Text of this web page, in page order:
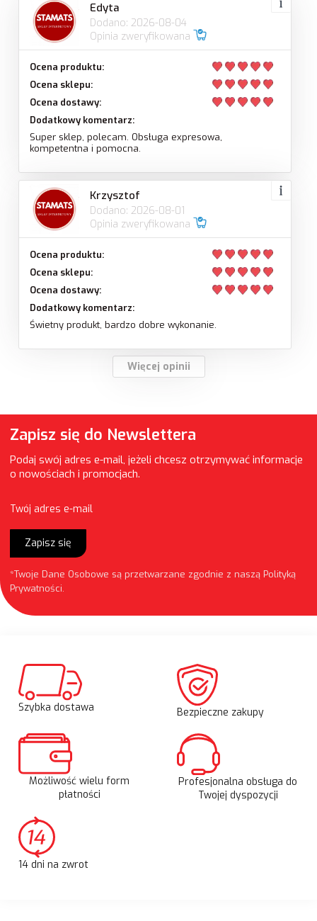
Edyta
Dodano: 2026-08-04
Opinia zweryfikowana
Ocena produktu:
Ocena sklepu:
Ocena dostawy:
Dodatkowy komentarz:
Super sklep, polecam. Obsługa expresowa,
kompetentna i pomocna.
Krzysztof
Dodano: 2026-08-01
Opinia zweryfikowana
Ocena produktu:
Ocena sklepu:
Ocena dostawy:
Dodatkowy komentarz:
Świetny produkt, bardzo dobre wykonanie.
Więcej opinii
Zapisz się do Newslettera
Podaj swój adres e-mail, jeżeli chcesz otrzymywać informacje
o nowościach i promocjach.
Twój adres e-mail
Zapisz się
*Twoje Dane Osobowe są przetwarzane zgodnie z naszą Polityką
Prywatności.
Szybka dostawa Bezpieczne zakupy
Możliwość wielu form
płatności
Profesjonalna obsługa do
Twojej dyspozycji
14 dni na zwrot